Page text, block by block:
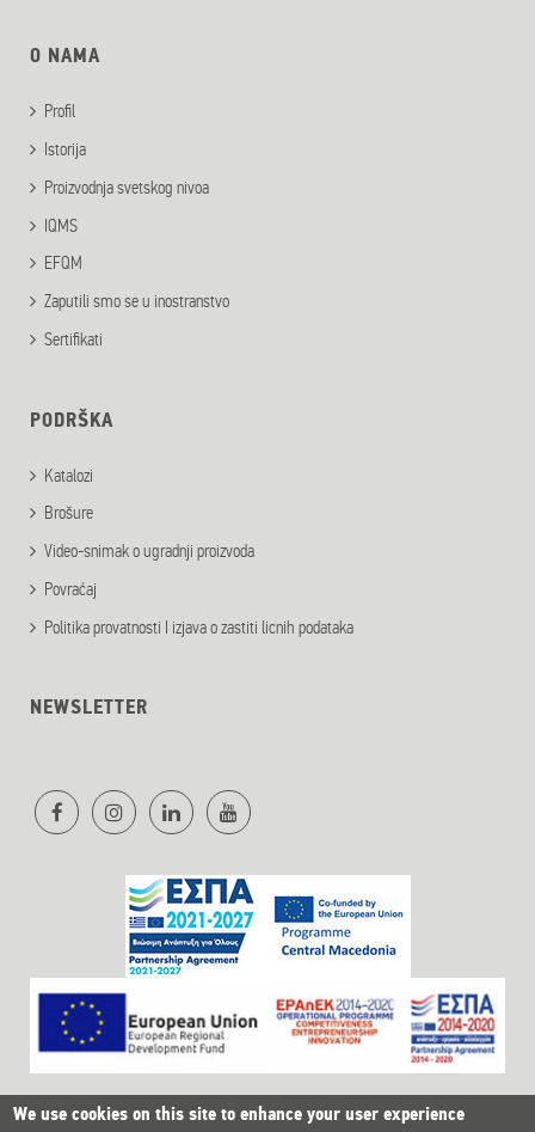
O NAMA
Profil
Istorija
Proizvodnja svetskog nivoa
IQMS
EFQM
Zaputili smo se u inostranstvo
Sertifikati
PODRŠKA
Katalozi
Brošure
Video-snimak o ugradnji proizvoda
Povraćaj
Politika provatnosti I izjava o zastiti licnih podataka
NEWSLETTER
We use cookies on this site to enhance your user experience